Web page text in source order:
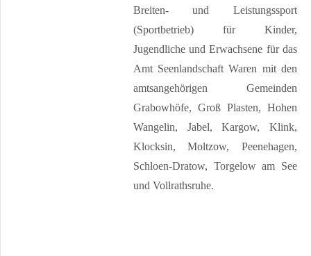
Breiten- und Leistungssport
(Sportbetrieb) für Kinder,
Jugendliche und Erwachsene für das
Amt Seenlandschaft Waren mit den
amtsangehörigen Gemeinden
Grabowhöfe, Groß Plasten, Hohen
Wangelin, Jabel, Kargow, Klink,
Klocksin, Moltzow, Peenehagen,
Schloen-Dratow, Torgelow am See
und Vollrathsruhe.